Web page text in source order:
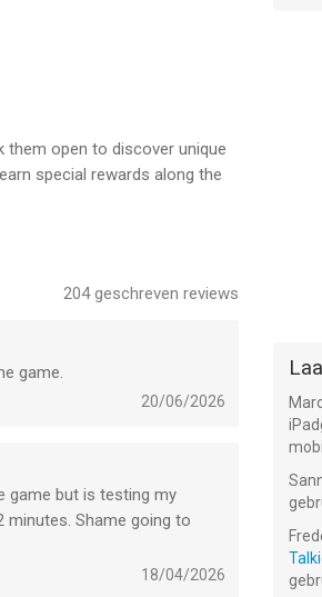
them open to discover unique
special rewards along the
204geschreven reviews
game.
20/06/2026
game but is testing my
minutes. Shame going to
18/04/2026